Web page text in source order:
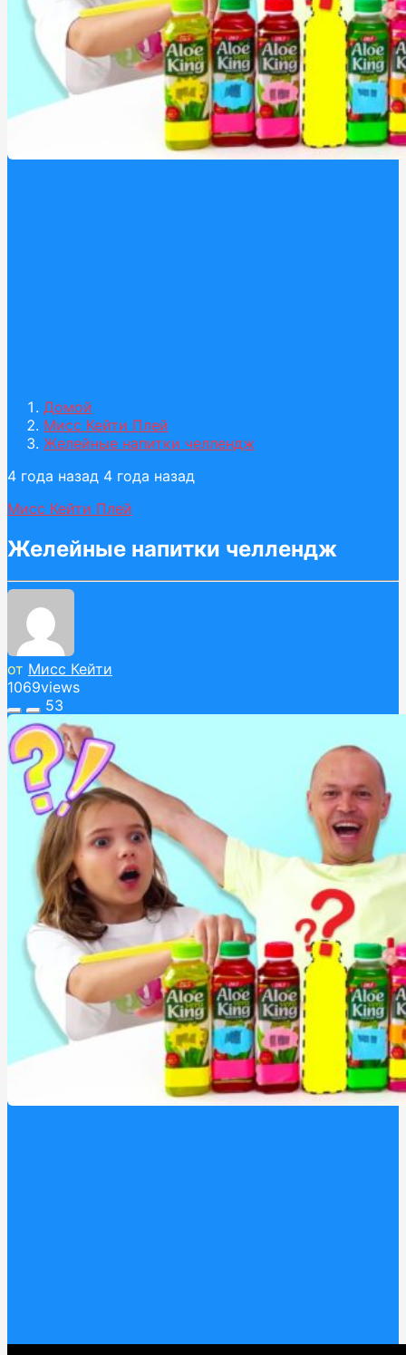
Домой
Мисс Кейти Плей
Желейные напитки челлендж
4 года назад 4 года назад
Мисс Кейти Плей
Желейные напитки челлендж
от Мисс Кейти
1069views
53